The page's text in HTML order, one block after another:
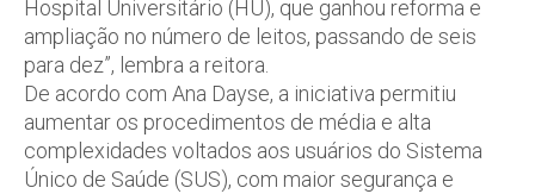
Hospital Universitário (HU), que ganhou reforma e
ampliação no número de leitos, passando de seis
para dez”, lembra a reitora.
De acordo com Ana Dayse, a iniciativa permitiu
aumentar os procedimentos de média e alta
complexidades voltados aos usuários do Sistema
Único de Saúde (SUS), com maior segurança e